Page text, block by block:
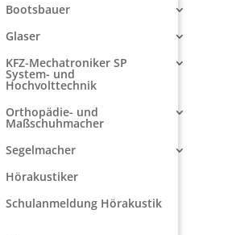
Bootsbauer
Glaser
KFZ-Mechatroniker SP
System- und
Hochvolttechnik
Orthopädie- und
Maßschuhmacher
Segelmacher
Hörakustiker
Schulanmeldung Hörakustik